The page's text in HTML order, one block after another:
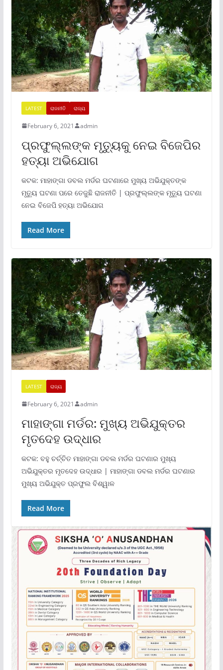
LATEST ରାଜନୀତି ରାଜ୍ୟ
February 6, 2021 admin
ପ୍ରଫୁଲ୍ଲଙ୍କ ମୃତ୍ୟୁକୁ ନେଇ ବିଜେପିର
ହତ୍ୟା ଅଭିଯୋଗ
କଟକ: ମାହାଙ୍ଗା ଡବଲ ମର୍ଡର ଘଟଣାରେ ମୁଖ୍ୟ ଅଭିଯୁକ୍ତଙ୍କ
ମୃତ୍ୟୁ ଘଟଣା ପରେ ତେଜୁଛି ରାଜନୀତି | ପ୍ରଫୁଲ୍ଲଙ୍କ ମୃତ୍ୟୁ ଘଟଣା
ନେଇ ବିଜେପି ହତ୍ୟା ଅଭିଯୋଗ
Read More
LATEST ରାଜ୍ୟ
February 6, 2021 admin
ମାହାଙ୍ଗା ମର୍ଡର: ମୁଖ୍ୟ ଅଭିଯୁକ୍ତର
ମୃତଦେହ ଉଦ୍ଧାର
କଟକ: ବହୁ ଚର୍ଚ୍ଚିତ ମାହାଙ୍ଗା ଡବଲ ମର୍ଡର ଘଟଣାର ମୁଖ୍ୟ
ଅଭିଯୁକ୍ତର ମୃତଦେହ ଉଦ୍ଧାର | ମାହାଙ୍ଗା ଡବଲ ମର୍ଡର ଘଟଣାର
ମୁଖ୍ୟ ଅଭିଯୁକ୍ତ ପ୍ରଫୁଲ ବିଶ୍ୱାଳ
Read More